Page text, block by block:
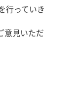
行っていき
意見いただ